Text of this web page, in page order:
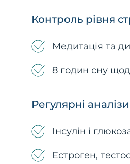
Контроль рівня
Медитація та
8 годин сну
Регулярні
Інсулін і
Естроген,